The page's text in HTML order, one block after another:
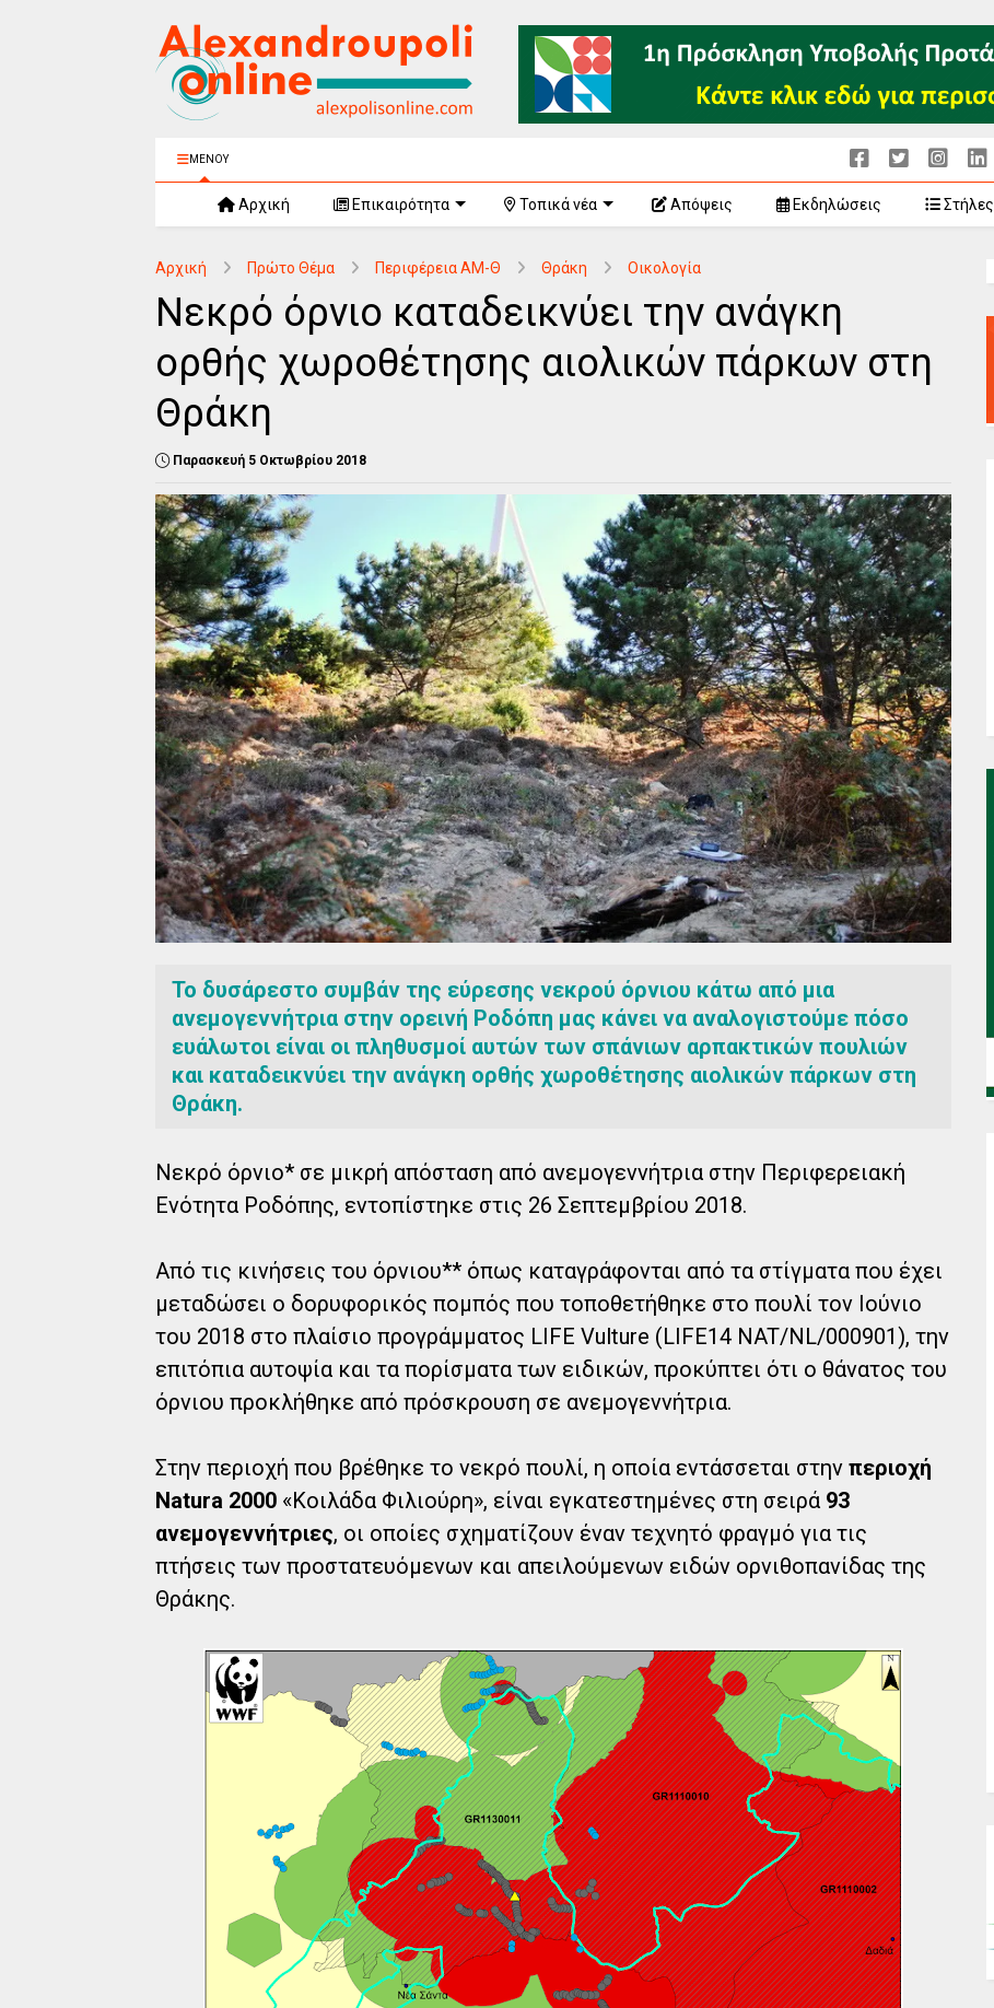
ΜΕΝΟΥ
Αρχική Επικαιρότητα Τοπικά νέα Απόψεις Εκδηλώσεις Στήλες
Αρχική Πρώτο Θέμα Περιφέρεια ΑΜ-Θ Θράκη Οικολογία
Νεκρό όρνιο καταδεικνύει την ανάγκη
ορθής χωροθέτησης αιολικών πάρκων στη
Θράκη
Παρασκευή 5 Οκτωβρίου 2018
Το δυσάρεστο συμβάν της εύρεσης νεκρού όρνιου κάτω από μια
ανεμογεννήτρια στην ορεινή Ροδόπη μας κάνει να αναλογιστούμε πόσο
ευάλωτοι είναι οι πληθυσμοί αυτών των σπάνιων αρπακτικών πουλιών
και καταδεικνύει την ανάγκη ορθής χωροθέτησης αιολικών πάρκων στη
Θράκη.
Νεκρό όρνιο* σε μικρή απόσταση από ανεμογεννήτρια στην Περιφερειακή
Ενότητα Ροδόπης, εντοπίστηκε στις 26 Σεπτεμβρίου 2018.
Από τις κινήσεις του όρνιου** όπως καταγράφονται από τα στίγματα που έχει
μεταδώσει ο δορυφορικός πομπός που τοποθετήθηκε στο πουλί τον Ιούνιο
του 2018 στο πλαίσιο προγράμματος LIFE Vulture (LIFE14 NAT/NL/000901), την
επιτόπια αυτοψία και τα πορίσματα των ειδικών, προκύπτει ότι ο θάνατος του
όρνιου προκλήθηκε από πρόσκρουση σε ανεμογεννήτρια.
Στην περιοχή που βρέθηκε το νεκρό πουλί, η οποία εντάσσεται στην περιοχή
Natura 2000 «Κοιλάδα Φιλιούρη», είναι εγκατεστημένες στη σειρά 93
ανεμογεννήτριες, οι οποίες σχηματίζουν έναν τεχνητό φραγμό για τις
πτήσεις των προστατευόμενων και απειλούμενων ειδών ορνιθοπανίδας της
Θράκης.